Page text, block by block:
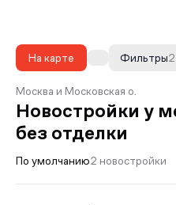
На карте 2
Фильтры
Москва и Московская о.
Новостройки у
без отделки
По умолчанию2 новостройки